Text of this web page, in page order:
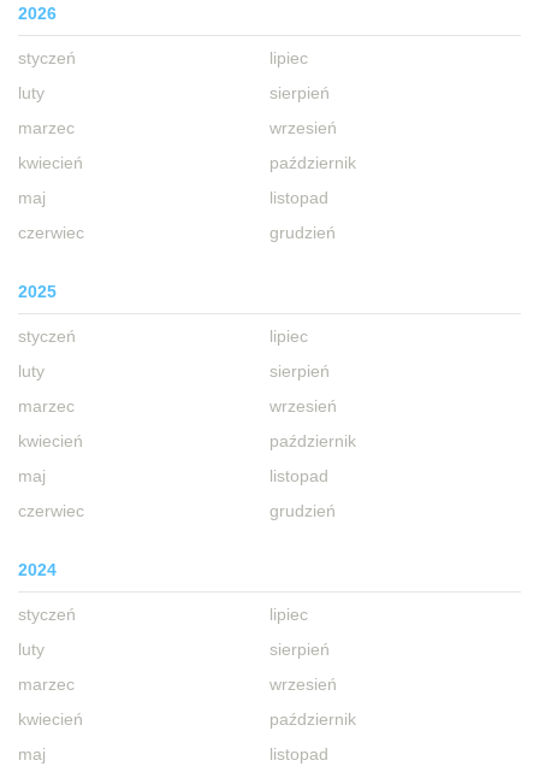
2026
styczeń
luty
marzec
kwiecień
maj
czerwiec
lipiec
sierpień
wrzesień
październik
listopad
grudzień
2025
styczeń
luty
marzec
kwiecień
maj
czerwiec
lipiec
sierpień
wrzesień
październik
listopad
grudzień
2024
styczeń
luty
marzec
kwiecień
maj
lipiec
sierpień
wrzesień
październik
listopad